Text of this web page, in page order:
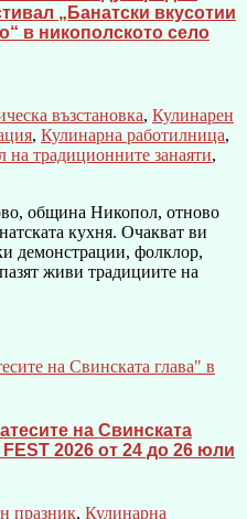
„Банатски вкусотии
в никополското село
възстановка, Кулинарен
, Кулинарна работилница,
на традиционните занаяти,
община Никопол, отново
кухня. Очакват ви
демонстрации, фолклор,
живи традициите на
на Свинската
2026 от 24 до 26 юли
празник, Кулинарна